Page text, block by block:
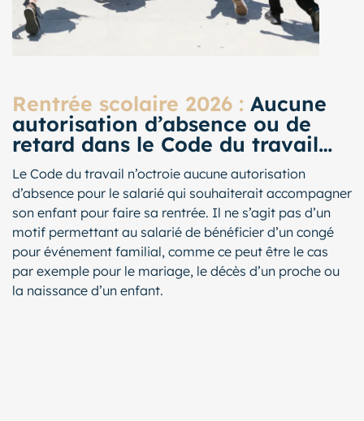
Rentrée scolaire 2026 : Aucune
autorisation d’absence ou de
retard dans le Code du travail…
Le Code du travail n’octroie aucune autorisation
d’absence pour le salarié qui souhaiterait accompagner
son enfant pour faire sa rentrée. Il ne s’agit pas d’un
motif permettant au salarié de bénéficier d’un congé
pour événement familial, comme ce peut être le cas
par exemple pour le mariage, le décès d’un proche ou
la naissance d’un enfant.